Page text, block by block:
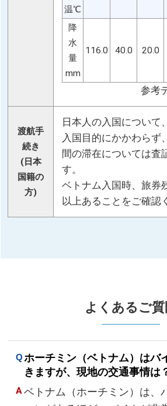
温℃
降
水
量
mm
116.0 40.0 20.0
参考
渡航手
続き
(日本
国籍の
方)
日本人の入国について
入国目的にかかわらず
間の滞在については査
す。
ベトナム入国時、旅券
以上あることをご確認
よくあるご質
ホーチミン（ベトナム）はバ
きますが、現地の交通事情は
ベトナム（ホーチミン）は、